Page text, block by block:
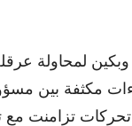
لمحاولة
مكثفة بين
تزامنت